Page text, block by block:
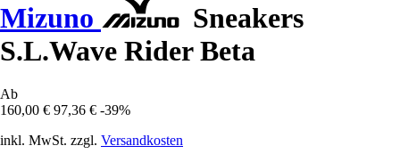
Mizuno
Sneakers
S.L.Wave Rider Beta
Ab
160,00 € 97,36 € -39%
inkl. MwSt. zzgl. Versandkosten